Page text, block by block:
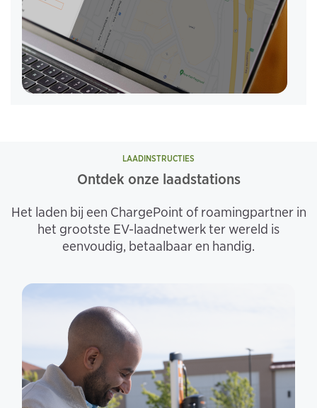
LAADINSTRUCTIES
Ontdek onze laadstations
Het laden bij een ChargePoint of roamingpartner in
het grootste EV-laadnetwerk ter wereld is
eenvoudig, betaalbaar en handig.